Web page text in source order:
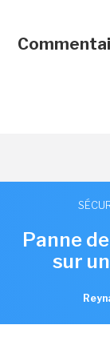
Panne
sur